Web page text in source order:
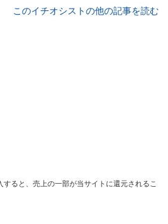
してレビューしています。毎日トレン
このイチオシストの他の記事を読む
ると、売上の一部が当サイトに還元されるこ